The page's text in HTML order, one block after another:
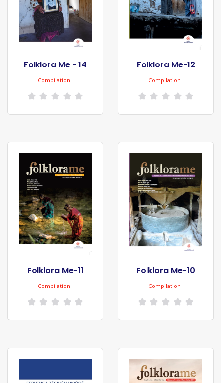
Folklora Me - 14
Compilation
Folklora Me-12
Compilation
Folklora Me-11
Compilation
Folklora Me-10
Compilation